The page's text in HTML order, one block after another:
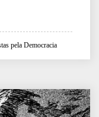
pela Democracia